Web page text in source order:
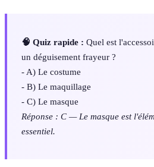
🧠 Quiz rapide : Quel est
un déguisement frayeur ?
- A) Le costume
- B) Le maquillage
- C) Le masque
Réponse : C — Le masque est
essentiel.